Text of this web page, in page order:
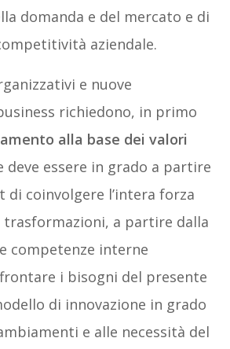
domanda e del mercato e di
aziendale.
e nuove
richiedono, in primo
alla base dei valori
deve essere in grado a partire
di coinvolgere l’intera forza
trasformazioni, a partire dalla
competenze interne
i bisogni del presente
di innovazione in grado
e alle necessità del